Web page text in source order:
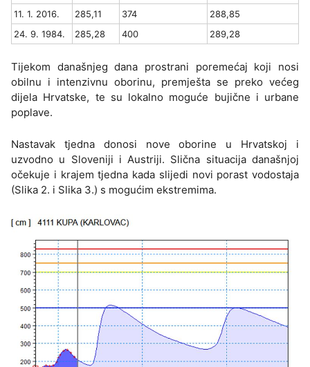
11. 1. 2016.
285,11 374
288,85
24. 9. 1984.
285,28 400 289,28
Tijekom današnjeg dana prostrani poremećaj koji nosi
obilnu i intenzivnu oborinu, premješta se preko većeg
dijela Hrvatske, te su lokalno moguće bujične i urbane
poplave.
Nastavak tjedna donosi nove oborine u Hrvatskoj i
uzvodno u Sloveniji i Austriji. Slična situacija današnjoj
očekuje i krajem tjedna kada slijedi novi porast vodostaja
(Slika 2. i Slika 3.) s mogućim ekstremima.